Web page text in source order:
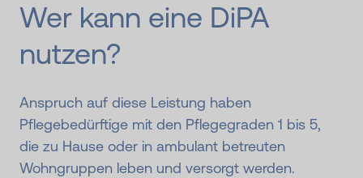
Wer kann eine DiPA
nutzen?
Anspruch auf diese Leistung haben
Pflegebedürftige mit den Pflegegraden 1 bis 5,
die zu Hause oder in ambulant betreuten
Wohngruppen leben und versorgt werden.